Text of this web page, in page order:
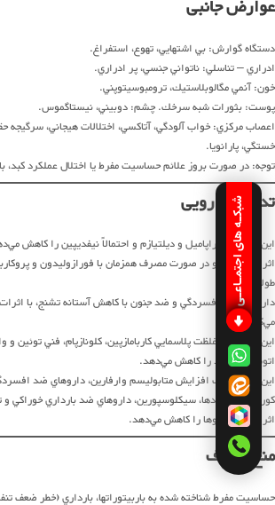
عوارض جانبی
دستگاه گوارش: بي اشتهايي، تهوع، استفراغ.
ادراري – تناسلي: ناتواني جنسي، پر ادراري.
خون: آنمي مگالوبلاستيك، ترومبوسيتوپني.
پوست: بثورات شبه سرخك. چشم: دوبيني، نيستاگموس.
اعصاب مركزي: خواب آلودگي، آتاكسي، اختلالات هيجاني، سرگيجه
خستگي، پارانويا.
توجه: در صورت بروز علائم حساسيت مفرط يا اختلال عملكرد
تداخل دارویی
اين دارو اثر وراپاميل و ديلتيازم و احتمالاً‌ نيفديپين را كاهش
اثرات اين دارو در صورت مصرف همزمان با فورازوليدون و
طولاني‌گردد.
داروهاي ضد افسردگي و ضد جنون با كاهش آستانه تشنج، با اثرات
مي‌كنند.
اين دارو غالباً‌ غلظت پلاسمايي كاربامازپين، كلونازپام، فني توئين
اتوسوكسيمايد را كاهش مي‌دهد.
اين دارو موجب افزايش متابوليسم وارفارين، داروهاي ضد
كورتيكوسترئيد‌ها، سيكلوسپورين، داروهاي ضد بارداري خوراكي
اثرات اين داروها را كاهش مي‌دهد.
منع مصرف
حساسيت مفرط شناخته شده به باربيتوراتها، بارداري (خطر ضعف
شبکـه های اجتمـاعـی